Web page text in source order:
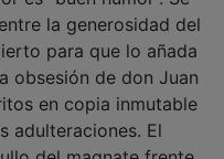
es “buen humor”. Se
la generosidad del
para que lo añada
obsesión de don Juan
en copia inmutable
El